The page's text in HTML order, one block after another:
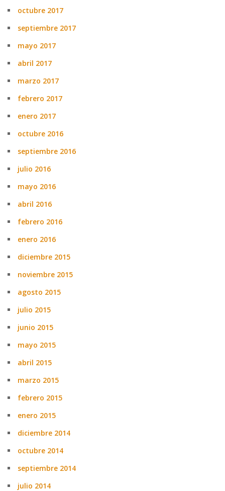
octubre 2017
septiembre 2017
mayo 2017
abril 2017
marzo 2017
febrero 2017
enero 2017
octubre 2016
septiembre 2016
julio 2016
mayo 2016
abril 2016
febrero 2016
enero 2016
diciembre 2015
noviembre 2015
agosto 2015
julio 2015
junio 2015
mayo 2015
abril 2015
marzo 2015
febrero 2015
enero 2015
diciembre 2014
octubre 2014
septiembre 2014
julio 2014